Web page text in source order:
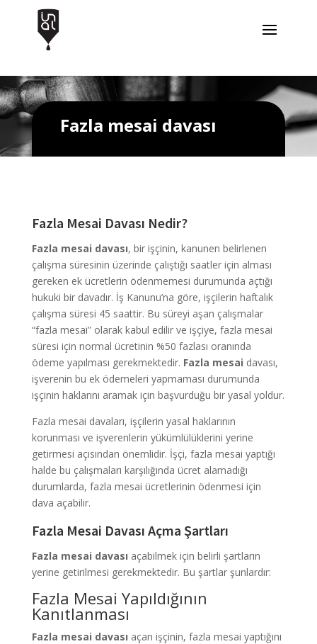
Fazla mesai davası
Fazla Mesai Davası Nedir?
Fazla mesai davası, bir işçinin, kanunen belirlenen
çalışma süresinin üzerinde çalıştığı saatler için alması
gereken ek ücretlerin ödenmemesi durumunda açtığı
hukuki bir davadır. İş Kanunu’na göre, işçilerin haftalık
çalışma süresi 45 saattir. Bu süreyi aşan çalışmalar
“fazla mesai” olarak kabul edilir ve işçiye, fazla mesai
süresi için normal ücretinin %50 fazlası oranında
ödeme yapılması gerekmektedir. Fazla mesai davası,
işverenin bu ek ödemeleri yapmaması durumunda
işçinin haklarını aramak için başvurduğu bir yasal yoldur.
Fazla mesai davaları, işçilerin yasal haklarının
korunması ve işverenlerin yükümlülüklerini yerine
getirmesi açısından önemlidir. İşçi, fazla mesai yaptığı
halde bu çalışmaları karşılığında ücret alamadığı
durumlarda, fazla mesai ücretlerinin ödenmesi için
dava açabilir.
Fazla Mesai Davası Açma Şartları
Fazla mesai davası açabilmek için belirli şartların
yerine getirilmesi gerekmektedir. Bu şartlar şunlardır:
Fazla Mesai Yapıldığının
Kanıtlanması
Fazla mesai davası açan işçinin, fazla mesai yaptığını